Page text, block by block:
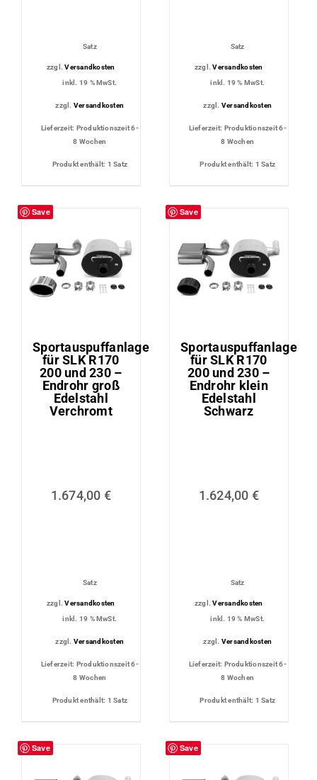
Satz
zzgl.Versandkosten
inkl. 19 % MwSt.
zzgl. Versandkosten
Lieferzeit: Produktionszeit 6-
8 Wochen
Produkt enthält: 1Satz
Satz
zzgl.Versandkosten
inkl. 19 % MwSt.
zzgl. Versandkosten
Lieferzeit: Produktionszeit 6-
8 Wochen
Produkt enthält: 1Satz
Save
Sportauspuffanlage
für SLK R170
200 und 230 –
Endrohr groß
Edelstahl
Verchromt
1.674,00 €
Satz
zzgl.Versandkosten
inkl. 19 % MwSt.
zzgl. Versandkosten
Lieferzeit: Produktionszeit 6-
8 Wochen
Produkt enthält: 1Satz
Save
Sportauspuffanlage
für SLK R170
200 und 230 –
Endrohr klein
Edelstahl
Schwarz
1.624,00 €
Satz
zzgl.Versandkosten
inkl. 19 % MwSt.
zzgl. Versandkosten
Lieferzeit: Produktionszeit 6-
8 Wochen
Produkt enthält: 1Satz
Save Save